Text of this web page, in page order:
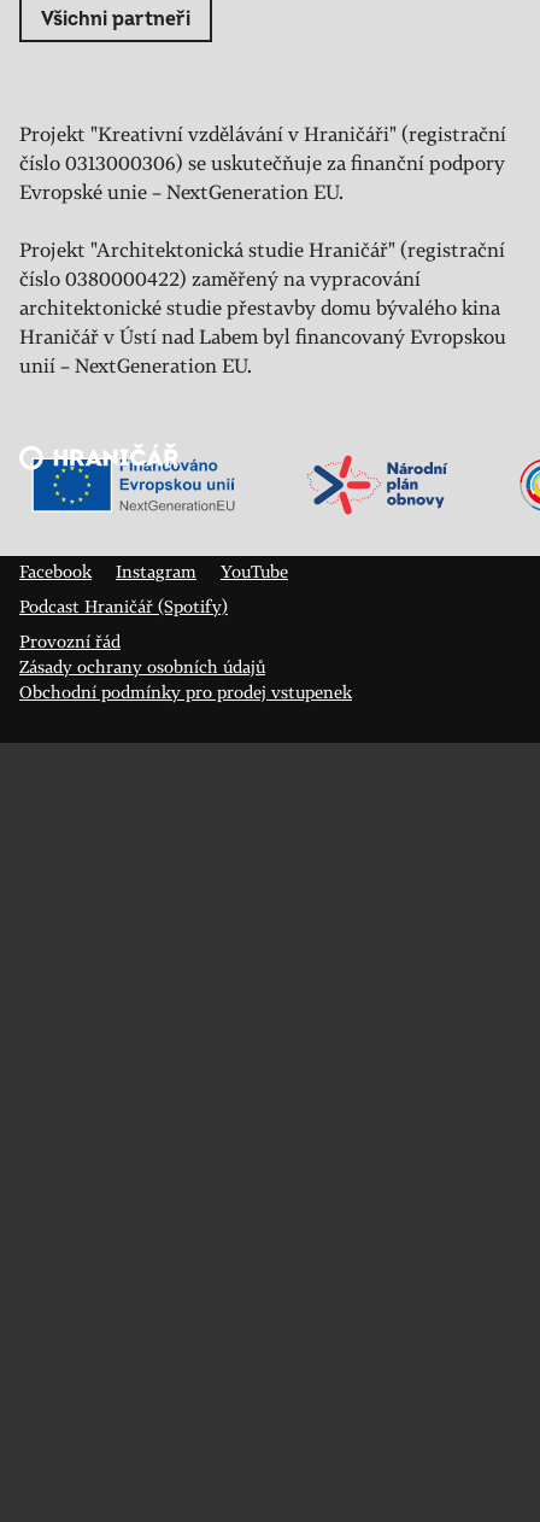
Všichni partneři
Projekt "Kreativní vzdělávání v Hraničáři" (registrační
číslo 0313000306) se uskutečňuje za finanční podpory
Evropské unie – NextGeneration EU.
Projekt "Architektonická studie Hraničář" (registrační
číslo 0380000422) zaměřený na vypracování
architektonické studie přestavby domu bývalého kina
Hraničář v Ústí nad Labem byl financovaný Evropskou
unií – NextGeneration EU.
Veřejný sál Hraničář, spolek
Facebook
Instagram
YouTube
Podcast Hraničář (Spotify)
Provozní řád
Zásady ochrany osobních údajů
Obchodní podmínky pro prodej vstupenek